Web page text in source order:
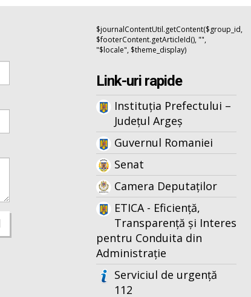
$journalContentUtil.getContent($group_id,
$footerContent.getArticleId(), "",
"$locale", $theme_display)
Link-uri rapide
Instituția Prefectului –
Județul Argeș
Guvernul Romaniei
Senat
Camera Deputaților
ETICA - Eficiență,
Transparență și Interes
pentru Conduita din
Administrație
Serviciul de urgență
112